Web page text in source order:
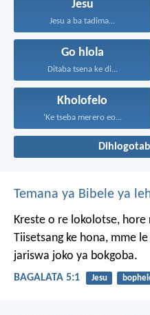
Jesu
Jesu a ba tadima...
Go hlola
Ditaba tsena ke di...
Kholofelo
‘Ke tseba merero eo...
Temana ya Bibele ya
Kreste o re lokolotse,
Tiisetsang ke hona, mme
jariswa joko ya bokgoba.
BAGALATA 5:1 Jesu